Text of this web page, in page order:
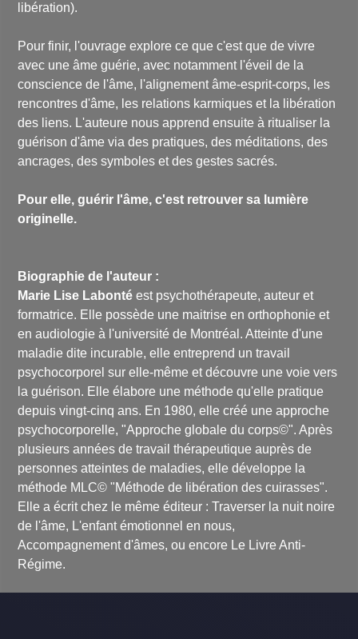
libération).
Pour finir, l'ouvrage explore ce que c'est que de vivre
avec une âme guérie, avec notamment l'éveil de la
conscience de l'âme, l'alignement âme-esprit-corps, les
rencontres d'âme, les relations karmiques et la libération
des liens. L'auteure nous apprend ensuite à ritualiser la
guérison d'âme via des pratiques, des méditations, des
ancrages, des symboles et des gestes sacrés.
Pour elle, guérir l'âme, c'est retrouver sa lumière
originelle.
Biographie de l'auteur :
Marie Lise Labonté est psychothérapeute, auteur et
formatrice. Elle possède une maitrise en orthophonie et
en audiologie à l'université de Montréal. Atteinte d'une
maladie dite incurable, elle entreprend un travail
psychocorporel sur elle-même et découvre une voie vers
la guérison. Elle élabore une méthode qu'elle pratique
depuis vingt-cinq ans. En 1980, elle créé une approche
psychocorporelle, "Approche globale du corps©". Après
plusieurs années de travail thérapeutique auprès de
personnes atteintes de maladies, elle développe la
méthode MLC© "Méthode de libération des cuirasses".
Elle a écrit chez le même éditeur :Traverser la nuit noire
de l'âme, L'enfant émotionnel en nous,
Accompagnement d'âmes, ou encore Le Livre Anti-
Régime.